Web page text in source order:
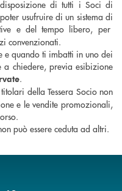
di tutti i Soci di
usufruire di un sistema di
e del tempo libero, per
convenzionati.
e quando ti imbatti in uno dei
a chiedere, previa esibizione
.
della Tessera Socio non
e le vendite promozionali,
può essere ceduta ad altri.